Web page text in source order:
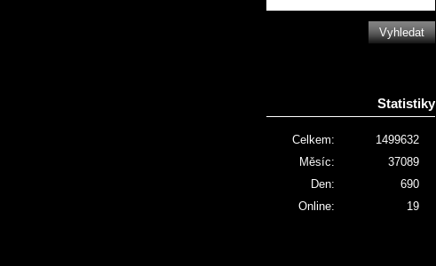
Statistiky
Online: 19
Celkem:
1499632
Měsíc:
37089
Den:
690